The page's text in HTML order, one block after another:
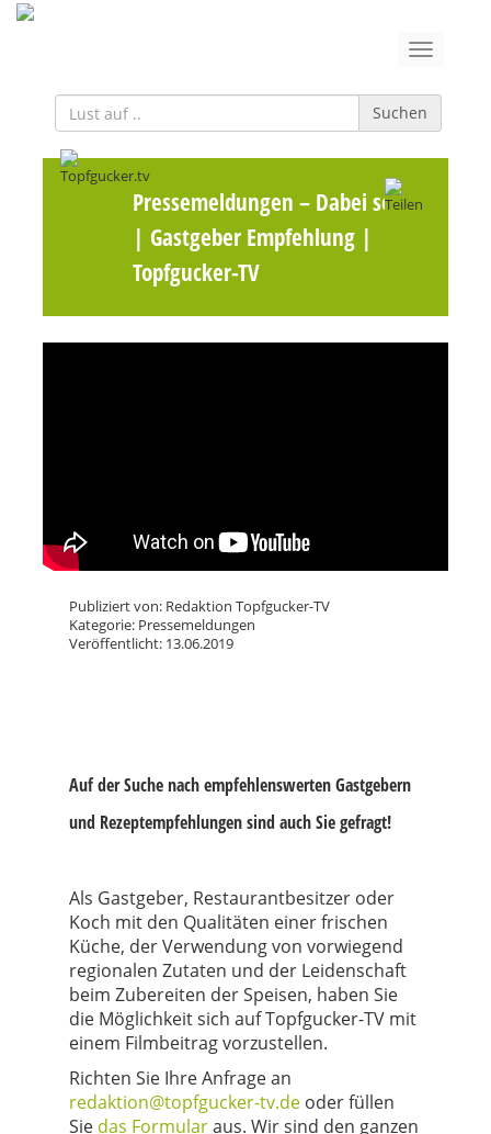
Suchen
Pressemeldungen – Dabei sein!
| Gastgeber Empfehlung |
Topfgucker-TV
Publiziert von: Redaktion Topfgucker-TV
Kategorie: Pressemeldungen
Veröffentlicht: 13.06.2019
Auf der Suche nach empfehlenswerten Gastgebern
und Rezeptempfehlungen sind auch Sie gefragt!
Als Gastgeber, Restaurantbesitzer oder
Koch mit den Qualitäten einer frischen
Küche, der Verwendung von vorwiegend
regionalen Zutaten und der Leidenschaft
beim Zubereiten der Speisen, haben Sie
die Möglichkeit sich auf Topfgucker-TV mit
einem Filmbeitrag vorzustellen.
Richten Sie Ihre Anfrage an
redaktion@topfgucker-tv.de oder füllen
Sie das Formularaus. Wir sind den ganzen